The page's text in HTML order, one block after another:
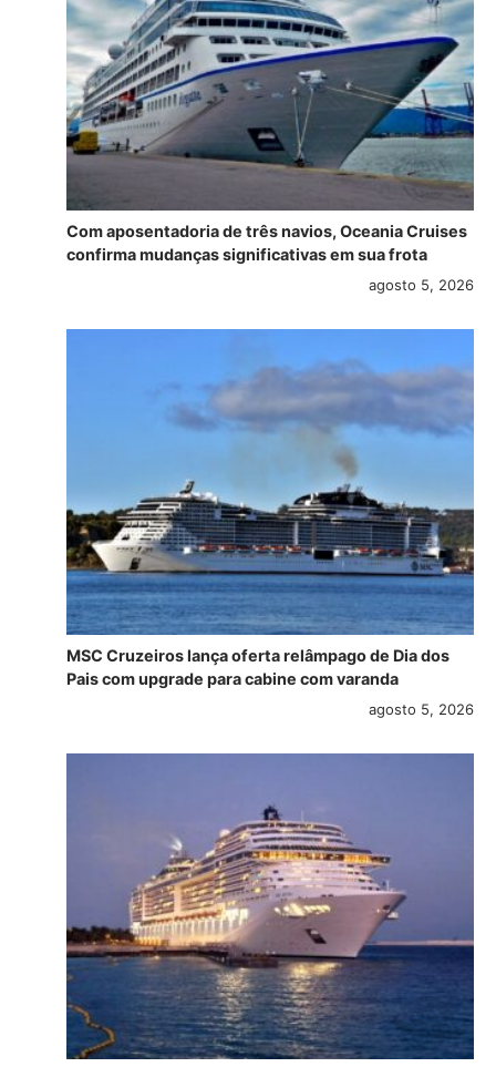
Com aposentadoria de três navios, Oceania Cruises
confirma mudanças significativas em sua frota
agosto 5, 2026
MSC Cruzeiros lança oferta relâmpago de Dia dos
Pais com upgrade para cabine com varanda
agosto 5, 2026